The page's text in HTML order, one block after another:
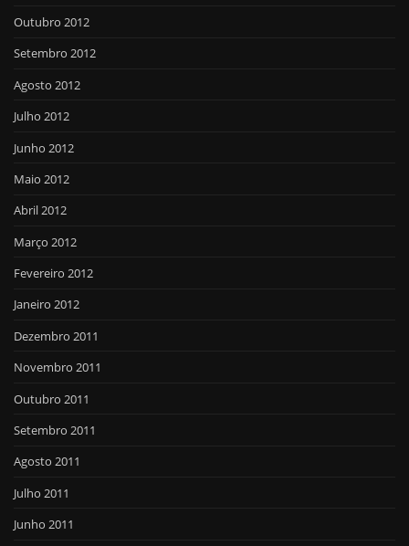
Outubro 2012
Setembro 2012
Agosto 2012
Julho 2012
Junho 2012
Maio 2012
Abril 2012
Março 2012
Fevereiro 2012
Janeiro 2012
Dezembro 2011
Novembro 2011
Outubro 2011
Setembro 2011
Agosto 2011
Julho 2011
Junho 2011